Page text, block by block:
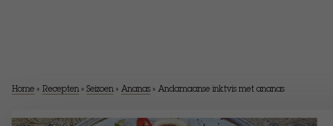
Home » Recepten » Seizoen » Ananas » Andamaanse inktvis met ananas